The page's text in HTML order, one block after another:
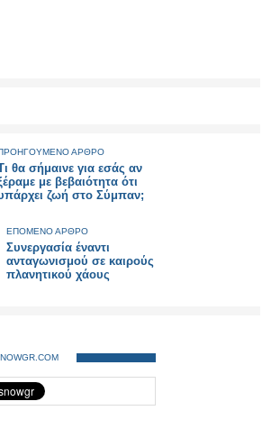
ΑΡΘΡΟ
θα σήμαινε για εσάς αν
με βεβαιότητα ότι
ζωή στο Σύμπαν;
ΕΠΟΜΕΝΟ ΑΡΘΡΟ
Συνεργασία έναντι
ανταγωνισμού σε καιρούς
πλανητικού χάους